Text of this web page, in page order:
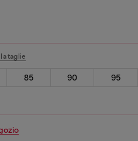
taglie
85 90
95